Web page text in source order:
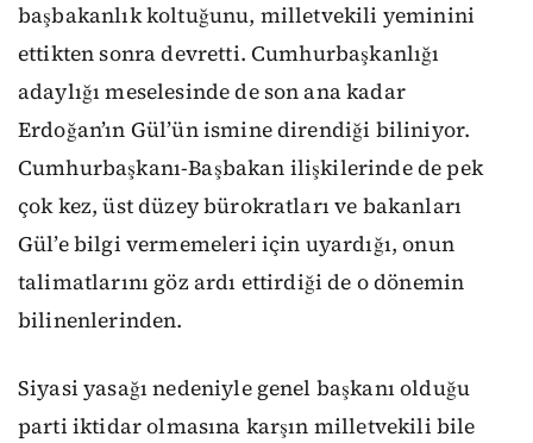
başbakanlık koltuğunu, milletvekili yeminini
ettikten sonra devretti. Cumhurbaşkanlığı
adaylığı meselesinde de son ana kadar
Erdoğan’ın Gül’ün ismine direndiği biliniyor.
Cumhurbaşkanı-Başbakan ilişkilerinde de pek
çok kez, üst düzey bürokratları ve bakanları
Gül’e bilgi vermemeleri için uyardığı, onun
talimatlarını göz ardı ettirdiği de o dönemin
bilinenlerinden.
Siyasi yasağı nedeniyle genel başkanı olduğu
parti iktidar olmasına karşın milletvekili bile